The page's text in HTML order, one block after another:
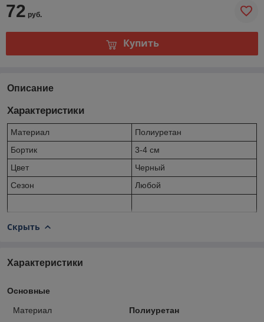
72 руб.
Купить
Описание
Характеристики
Материал
Полиуретан
Бортик
3-4 см
Цвет
Черный
Сезон
Любой
Скрыть
Характеристики
Основные
Материал
Полиуретан